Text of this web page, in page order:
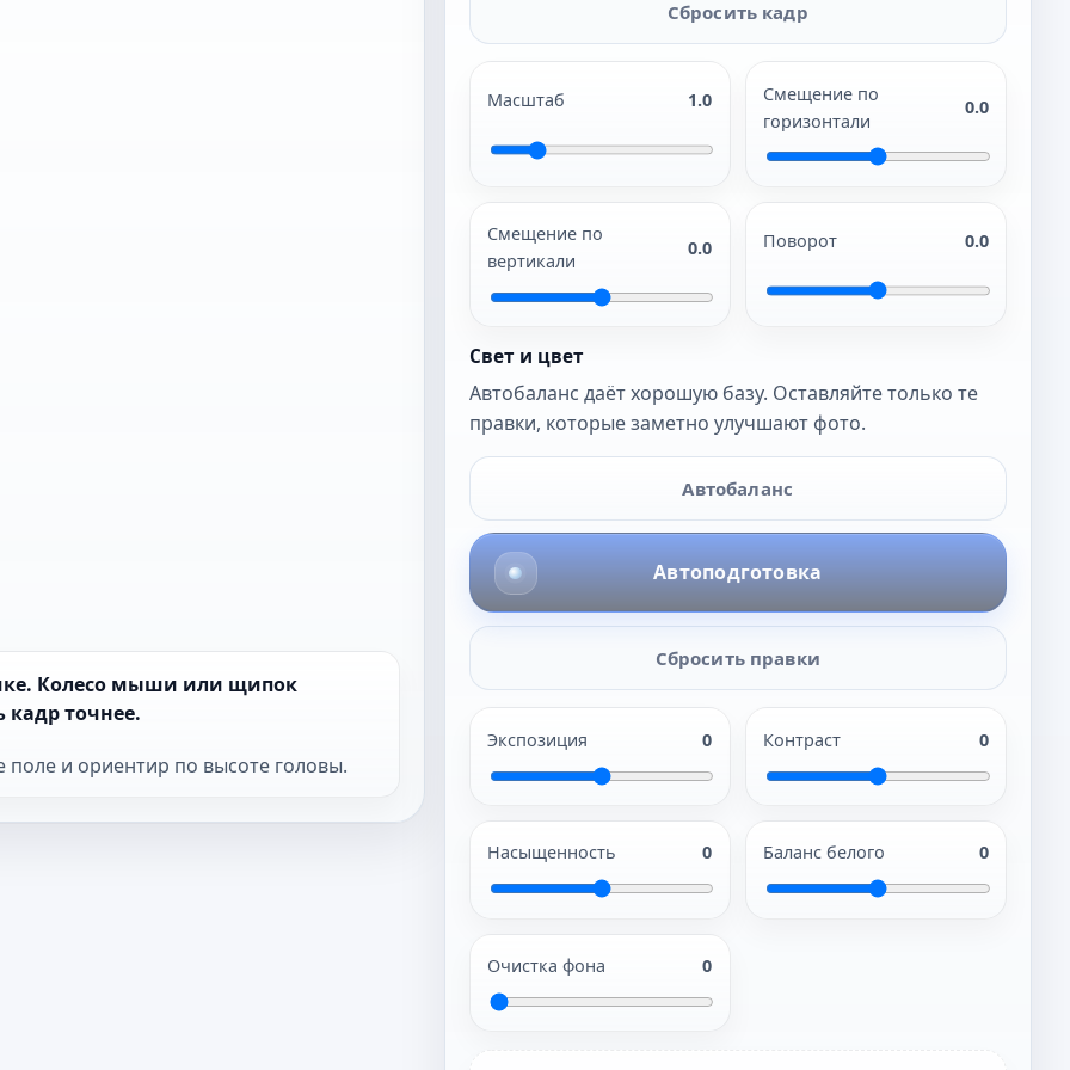
Колесо мыши или щипок
точнее.
поле и ориентир по высоте головы.
Сбросить кадр
Масштаб 1.0
Смещение по
горизонтали
0.0
Смещение по
вертикали
0.0 Поворот 0.0
Свет и цвет
Автобаланс даёт хорошую базу. Оставляйте только те
правки, которые заметно улучшают фото.
Автобаланс
Автоподготовка
Сбросить правки
Экспозиция 0 Контраст 0
Насыщенность 0 Баланс белого 0
Очистка фона 0